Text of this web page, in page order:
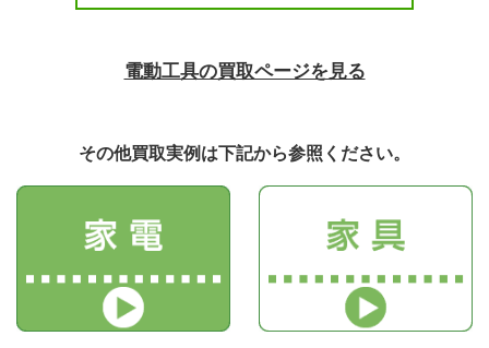
電動工具の買取ページを見る
その他買取実例は下記から参照ください。